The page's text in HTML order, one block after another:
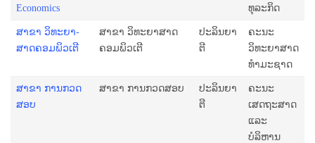
Economics
ທຸລະກິດ
ສາ­ຂາ ວິ­ທະ­ຍາ­
ສາດ​ຄອມ​ພິວ​ເຕີ
ສາ­ຂາ ວິ­ທະ­ຍາ­ສາດ​
ຄອມ​ພິວ​ເຕີ
ປະລິນຍາ
ຕີ
ຄະນະ
ວິທະຍາສາດ
ທຳມະຊາດ
ສາຂາ ການກວດ
ສອບ
ສາຂາ ການກວດສອບ
ປະລິນຍາ
ຕີ
ຄະນະ
ເສດຖະສາດ
ແລະ
ບໍລິຫານ